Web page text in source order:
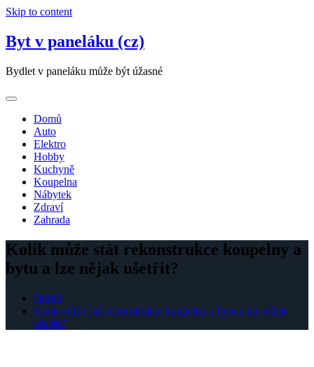
Skip to content
Byt v paneláku (cz)
Bydlet v paneláku může být úžasné
Domů
Auto
Elektro
Hobby
Kuchyně
Koupelna
Nábytek
Zdraví
Zahrada
Kolik může stát rekonstrukce koupelny a
bytu a lze nějak ušetřit?
Domů
Kolik může stát rekonstrukce koupelny a bytu a lze nějak
ušetřit?